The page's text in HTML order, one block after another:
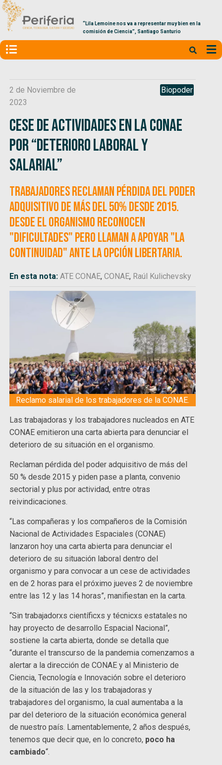
“Lila Lemoine nos va a representar muy bien en la
comisión de Ciencia”, Santiago Santurio
2 de Noviembre de
2023
Biopoder
Cese de actividades en la CONAE
por “deterioro laboral y
salarial”
Trabajadores reclaman pérdida del poder
adquisitivo de más del 50% desde 2015.
Desde el organismo reconocen
"dificultades" pero llaman a apoyar "la
continuidad" ante la opción libertaria.
En esta nota:ATE CONAE,CONAE, Raúl Kulichevsky
Reclamo salarial de los trabajadores de la CONAE.
Las trabajadoras y los trabajadores nucleados en ATE
CONAE emitieron una carta abierta para denunciar el
deterioro de su situación en el organismo.
Reclaman pérdida del poder adquisitivo de más del
50 % desde 2015 y piden pase a planta, convenio
sectorial y plus por actividad, entre otras
reivindicaciones.
“Las compañeras y los compañeros de la Comisión
Nacional de Actividades Espaciales (CONAE)
lanzaron hoy una carta abierta para denunciar el
deterioro de su situación laboral dentro del
organismo y para convocar a un cese de actividades
en de 2 horas para el próximo jueves 2 de noviembre
entre las 12 y las 14 horas”, manifiestan en la carta.
“Sin trabajadorxs científicxs y técnicxs estatales no
hay proyecto de desarrollo Espacial Nacional”,
sostiene la carta abierta, donde se detalla que
“durante el transcurso de la pandemia comenzamos a
alertar a la dirección de CONAE y al Ministerio de
Ciencia, Tecnología e Innovación sobre el deterioro
de la situación de las y los trabajadoras y
trabajadores del organismo, la cual aumentaba a la
par del deterioro de la situación económica general
de nuestro país. Lamentablemente, 2 años después,
tenemos que decir que, en lo concreto, poco ha
cambiado“.